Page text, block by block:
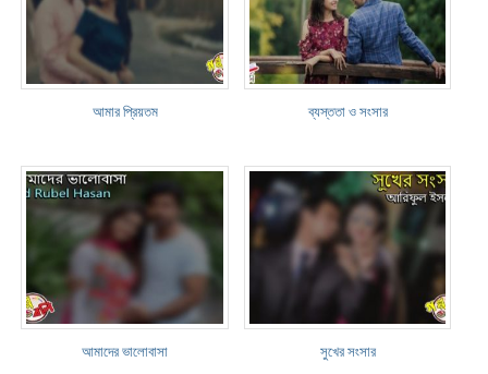
আমার প্রিয়তম ব্যস্ততা ও সংসার
আমাদের ভালোবাসা সুখের সংসার